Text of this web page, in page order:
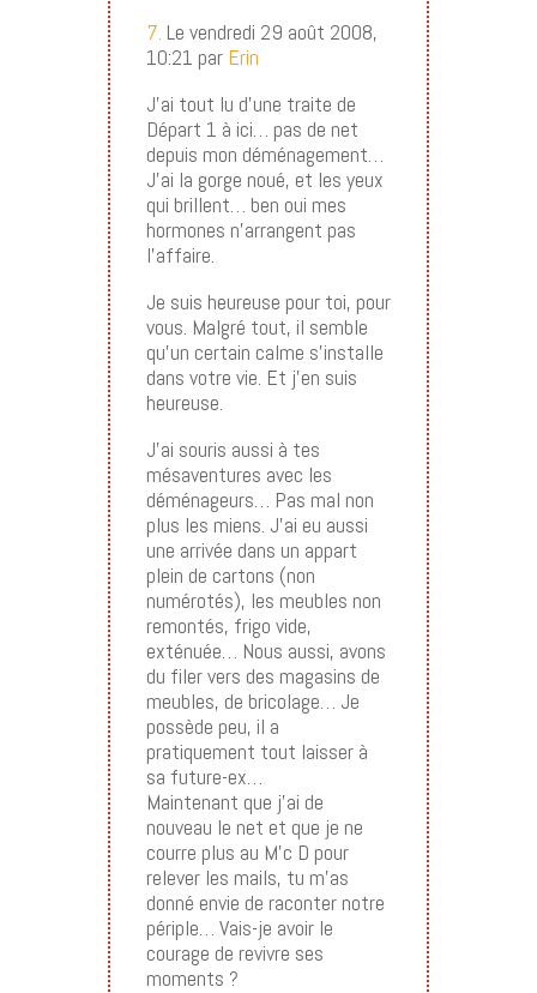
7. Le vendredi 29 août 2008,
10:21 par Erin
J’ai tout lu d’une traite de
Départ 1 à ici… pas de net
depuis mon déménagement…
J’ai la gorge noué, et les yeux
qui brillent… ben oui mes
hormones n’arrangent pas
l’affaire.
Je suis heureuse pour toi, pour
vous. Malgré tout, il semble
qu’un certain calme s’installe
dans votre vie. Et j’en suis
heureuse.
J’ai souris aussi à tes
mésaventures avec les
déménageurs… Pas mal non
plus les miens. J’ai eu aussi
une arrivée dans un appart
plein de cartons (non
numérotés), les meubles non
remontés, frigo vide,
exténuée… Nous aussi, avons
du filer vers des magasins de
meubles, de bricolage… Je
possède peu, il a
pratiquement tout laisser à
sa future-ex…
Maintenant que j’ai de
nouveau le net et que je ne
courre plus au M’c D pour
relever les mails, tu m’as
donné envie de raconter notre
périple… Vais-je avoir le
courage de revivre ses
moments ?